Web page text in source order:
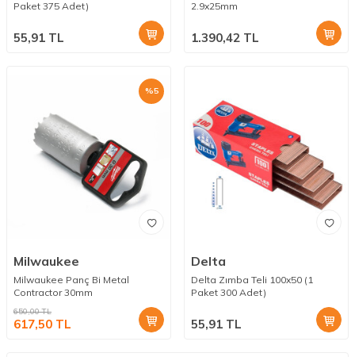
Paket 375 Adet)
55,91 TL
2.9x25mm
1.390,42 TL
%5
Milwaukee
Milwaukee Panç Bi Metal
Contractor 30mm
650,00TL
617,50 TL
Delta
Delta Zımba Teli 100x50 (1
Paket 300 Adet)
55,91 TL